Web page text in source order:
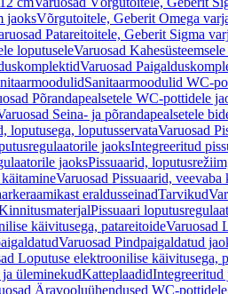
jaoksVõrgutoitele, Geberit Omega
Patareitoitele, Geberit Sigma
loputuseleVaruosad
Varuosad
Sanitaarmoodulid WC-
Põrandapealsetele WC-pottidele
Seina- ja põrandapealsetele
loputusega, loputusservataVaruosad
jaoksIntegreeritud
jaoksPissuaarid,
Varuosad Pissuaarid, veevaba
eraldusseinadTarvikud
Pissuaari
käivitusega, patareitoideVaruosad
Varuosad Pindpaigaldatud
Loputuse elektroonilise käivitusega,
üleminekudKatteplaadidIntegreeritud
Äravooluühendused WC-